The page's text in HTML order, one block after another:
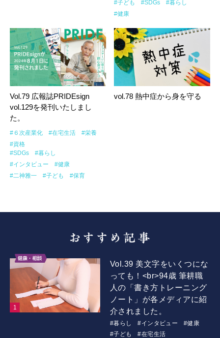
#子ども #SDGs
#暮らし
#健康
Vol.79 広報誌PRIDEsign
vol.129を発刊いたしまし
た。
#６次産業化 #在宅生活
#栄養
#資格
#SDGs
#暮らし
#インタビュー
#健康
#二神雅一
#子ども #保育
vol.78 熱中症から身を守る
Vol.39 美文字をいくつにな
っても！<br>94歳 筆耕職
人の「書き方トレーニング
ノート」が各メディアに紹
介されました。
#暮らし #インタビュー
#健康
#子ども
#在宅生活